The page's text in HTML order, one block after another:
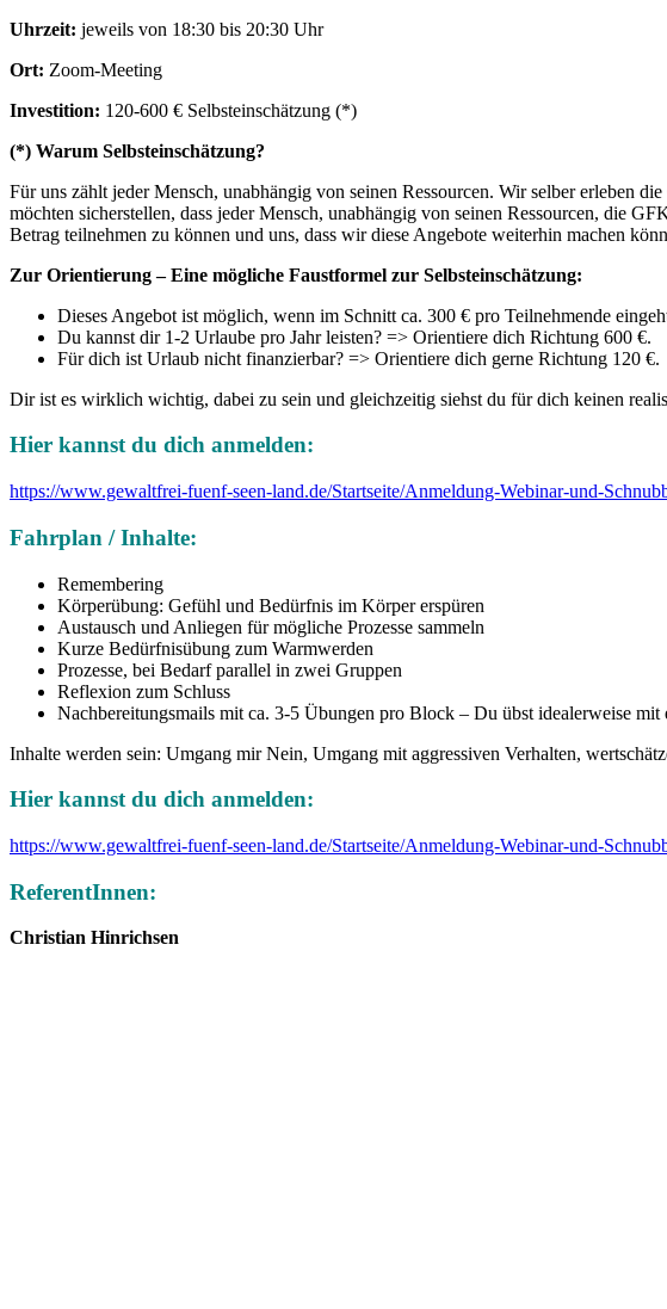
Uhrzeit: jeweils von 18:30 bis 20:30 Uhr
Ort: Zoom-Meeting
Investition: 120-600 € Selbsteinschätzung (*)
(*) Warum Selbsteinschätzung?
Für uns zählt jeder Mensch, unabhängig von seinen Ressourcen. Wir selber erleben
möchten sicherstellen, dass jeder Mensch, unabhängig von seinen Ressourcen, die
Betrag teilnehmen zu können und uns, dass wir diese Angebote weiterhin machen
Zur Orientierung – Eine mögliche Faustformel zur Selbsteinschätzung:
Dieses Angebot ist möglich, wenn im Schnitt ca. 300 € pro Teilnehmende
Du kannst dir 1-2 Urlaube pro Jahr leisten? => Orientiere dich Richtung 600 €.
Für dich ist Urlaub nicht finanzierbar? => Orientiere dich gerne Richtung 120 €.
Dir ist es wirklich wichtig, dabei zu sein und gleichzeitig siehst du für dich keinen
Hier kannst du dich anmelden:
https://www.gewaltfrei-fuenf-seen-land.de/Startseite/Anmeldung-Webinar-und-
Fahrplan / Inhalte:
Remembering
Körperübung: Gefühl und Bedürfnis im Körper erspüren
Austausch und Anliegen für mögliche Prozesse sammeln
Kurze Bedürfnisübung zum Warmwerden
Prozesse, bei Bedarf parallel in zwei Gruppen
Reflexion zum Schluss
Nachbereitungsmails mit ca. 3-5 Übungen pro Block – Du übst idealerweise
Inhalte werden sein: Umgang mir Nein, Umgang mit aggressiven Verhalten,
Hier kannst du dich anmelden:
https://www.gewaltfrei-fuenf-seen-land.de/Startseite/Anmeldung-Webinar-und-
ReferentInnen:
Christian Hinrichsen